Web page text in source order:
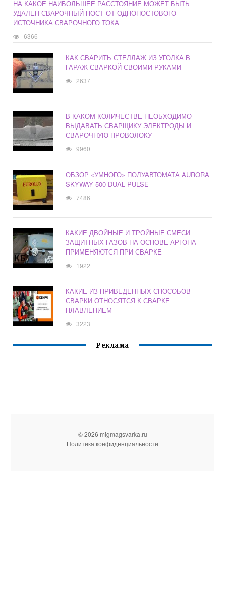
НА КАКОЕ НАИБОЛЬШЕЕ РАССТОЯНИЕ МОЖЕТ БЫТЬ
УДАЛЕН СВАРОЧНЫЙ ПОСТ ОТ ОДНОПОСТОВОГО
ИСТОЧНИКА СВАРОЧНОГО ТОКА
6366
КАК СВАРИТЬ СТЕЛЛАЖ ИЗ УГОЛКА В
ГАРАЖ СВАРКОЙ СВОИМИ РУКАМИ
2637
В КАКОМ КОЛИЧЕСТВЕ НЕОБХОДИМО
ВЫДАВАТЬ СВАРЩИКУ ЭЛЕКТРОДЫ И
СВАРОЧНУЮ ПРОВОЛОКУ
9960
ОБЗОР «УМНОГО» ПОЛУАВТОМАТА AURORA
SKYWAY 500 DUAL PULSE
7486
КАКИЕ ДВОЙНЫЕ И ТРОЙНЫЕ СМЕСИ
ЗАЩИТНЫХ ГАЗОВ НА ОСНОВЕ АРГОНА
ПРИМЕНЯЮТСЯ ПРИ СВАРКЕ
1922
КАКИЕ ИЗ ПРИВЕДЕННЫХ СПОСОБОВ
СВАРКИ ОТНОСЯТСЯ К СВАРКЕ
ПЛАВЛЕНИЕМ
3223
Реклама
© 2026 migmagsvarka.ru
Политика конфиденциальности